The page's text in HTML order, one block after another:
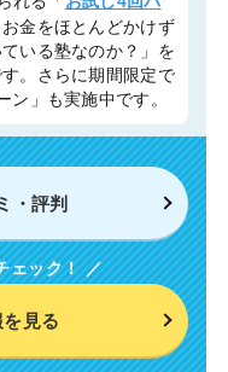
お金をほとんどかけず
いる塾なのか？」を
。さらに期間限定で
ン」も実施中です。
・評判
見る